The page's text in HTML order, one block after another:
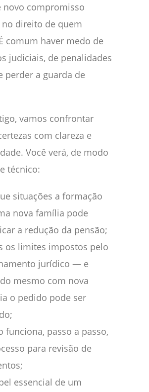
novo compromisso
direito de quem
comum haver medo de
judiciais, de penalidades
perder a guarda de
vamos confrontar
com clareza e
Você verá, de modo
técnico:
situações a formação
nova família pode
a redução da pensão;
os limites impostos pelo
jurídico — e
mesmo com nova
o pedido pode ser
funciona, passo a passo,
para revisão de
essencial de um